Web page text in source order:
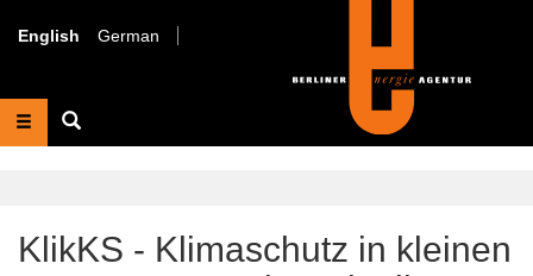
Suche
English German
KlikKS - Klimaschutz in kleinen